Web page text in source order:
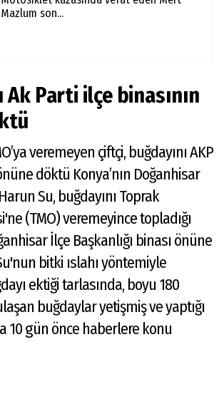
Mazlum son...
Ak Parti ilçe binasının
veremeyen çiftçi, buğdayını AKP
döktü Konya’nın Doğanhisar
Su, buğdayını Toprak
(TMO) veremeyince topladığı
İlçe Başkanlığı binası önüne
bitki ıslahı yöntemiyle
ektiği tarlasında, boyu 180
buğdaylar yetişmiş ve yaptığı
10 gün önce haberlere konu